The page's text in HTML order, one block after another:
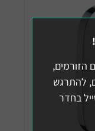
הזורמים,
להתרגש
בחדר